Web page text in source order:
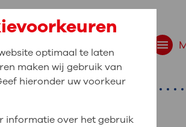
optimaal te laten
maken wij gebruik van
hieronder uw voorkeur
informatie over het gebruik